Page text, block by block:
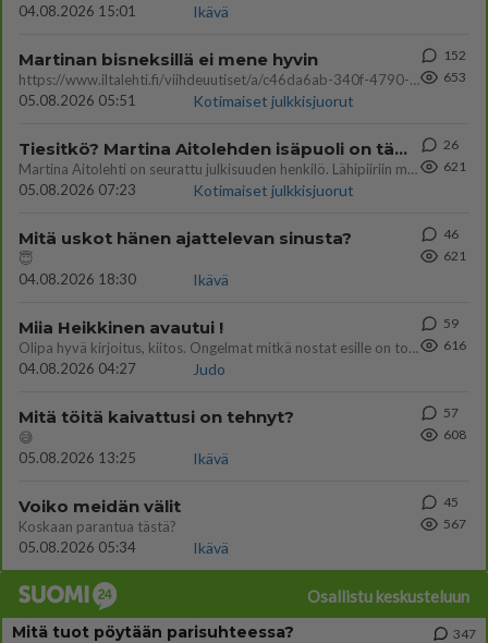
04.08.2026 15:01
Ikävä
Martinan bisneksillä ei mene hyvin
https://www.iltalehti.fi/viihdeuutiset/a/c46da6ab-340f-4790-aaa7-0865eed2336 Yrityksen konkurssihakemus on tullut kärä
05.08.2026 05:51
Kotimaiset julkkisjuorut
152
653
Tiesitkö? Martina Aitolehden isäpuoli on tämä suosittu laulaja
Martina Aitolehti on seurattu julkisuuden henkilö. Lähipiiriin mahtuu muitakin tunnettuja henkilöitä. Tiesitkö, että Ma
05.08.2026 07:23
Kotimaiset julkkisjuorut
26
621
Mitä uskot hänen ajattelevan sinusta?
😇
04.08.2026 18:30
Ikävä
46
621
Miia Heikkinen avautui !
Olipa hyvä kirjoitus, kiitos. Ongelmat mitkä nostat esille on todellisia ja tämä ylimielisyys totta ja se näkyy kaikessa
04.08.2026 04:27
Judo
59
616
Mitä töitä kaivattusi on tehnyt?
😅
05.08.2026 13:25
Ikävä
57
608
Voiko meidän välit
Koskaan parantua tästä?
05.08.2026 05:34
Ikävä
45
567
Osallistu keskusteluun
Mitä tuot pöytään parisuhteessa?
347